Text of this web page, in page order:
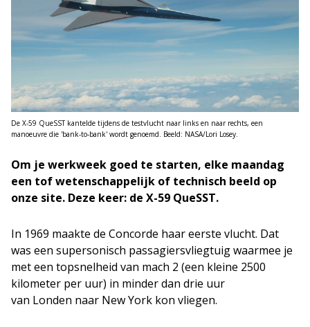
De X-59 QueSST kantelde tijdens de testvlucht naar links en naar rechts, een
manoeuvre die 'bank‑to‑bank' wordt genoemd. Beeld: NASA/Lori Losey.
Om je werkweek goed te starten, elke maandag
een tof wetenschappelijk of technisch beeld op
onze site. Deze keer: de X-59 QueSST.
In 1969 maakte de Concorde haar eerste vlucht. Dat
was een supersonisch passagiersvliegtuig waarmee je
met een topsnelheid van mach 2 (een kleine 2500
kilometer per uur) in minder dan drie uur
van Londen naar New York kon vliegen.